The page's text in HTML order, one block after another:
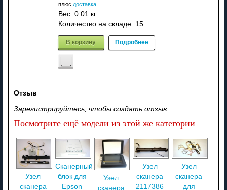
плюс доставка
Вес: 0.01 кг.
Количество на складе: 15
В корзину Подробнее
Отзыв
Зарегистрируйтесь, чтобы создать отзыв.
Посмотрите ещё модели из этой же категории
Узел
сканера
Сканерный
блок для
Epson
Узел
сканера
Узел
сканера
2117386
Узел
сканера
для